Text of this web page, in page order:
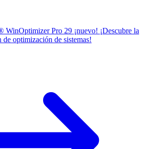
WinOptimizer Pro 29 ¡nuevo! ¡Descubre la
de optimización de sistemas!